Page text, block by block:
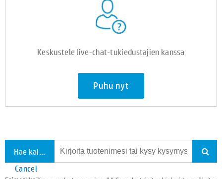
Keskustele live-chat-tukiedustajien kanssa
Puhu nyt
Hae kaikesta tuesta
Cancel